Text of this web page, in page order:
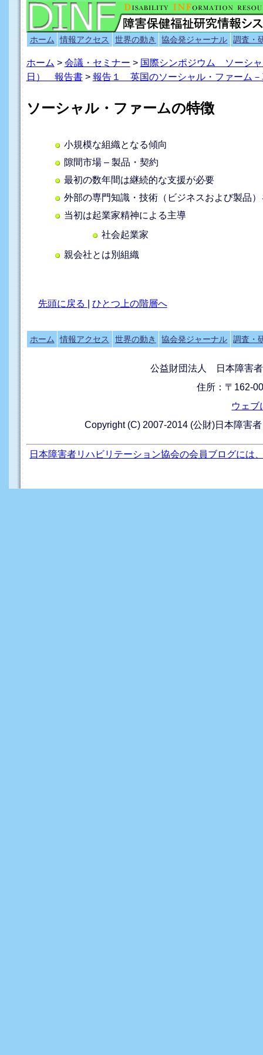
ホーム 情報アクセス 世界の動き 協会発ジャーナル 調査・
ホーム > 会議・セミナー > 国際シンポジウム ソーシャ
日） 報告書> 報告１ 英国のソーシャル・ファーム－
ソーシャル・ファームの特徴
小規模な組織となる傾向
隙間市場 – 製品・契約
最初の数年間は継続的な支援が必要
外部の専門知識・技術（ビジネスおよび製品
当初は起業家精神による主導
社会起業家
親会社とは別組織
先頭に戻る ひとつ上の階層へ
ホーム 情報アクセス 世界の動き 協会発ジャーナル 調査・
公益財団法人 日本障害
住所：〒162-
ウェブ
Copyright (C) 2007-2014 (公財)日本障害
日本障害者リハビリテーション協会の会員ブログには